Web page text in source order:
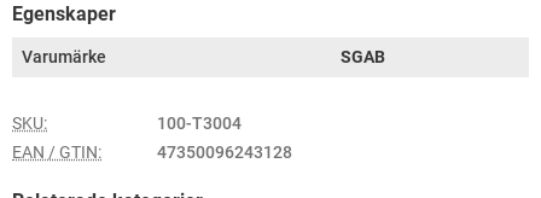
Egenskaper
Varumärke SGAB
SKU:
100-T3004
EAN / GTIN:
47350096243128